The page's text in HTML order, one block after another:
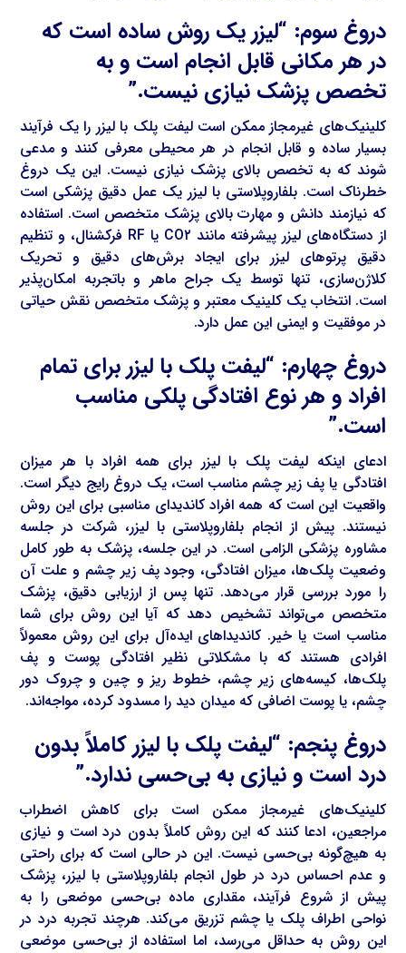
دروغ سوم: “لیزر یک روش ساده است که
در هر مکانی قابل انجام است و به
تخصص پزشک نیازی نیست.”
کلینیک‌های غیرمجاز ممکن است لیفت پلک با لیزر را یک فرآیند
بسیار ساده و قابل انجام در هر محیطی معرفی کنند و مدعی
شوند که به تخصص بالای پزشک نیازی نیست. این یک دروغ
خطرناک است. بلفاروپلاستی با لیزر یک عمل دقیق پزشکی است
که نیازمند دانش و مهارت بالای پزشک متخصص است. استفاده
از دستگاه‌های لیزر پیشرفته مانند CO۲ یا RF فرکشنال، و تنظیم
دقیق پرتوهای لیزر برای ایجاد برش‌های دقیق و تحریک
کلاژن‌سازی، تنها توسط یک جراح ماهر و باتجربه امکان‌پذیر
است. انتخاب یک کلینیک معتبر و پزشک متخصص نقش حیاتی
در موفقیت و ایمنی این عمل دارد.
دروغ چهارم: “لیفت پلک با لیزر برای تمام
افراد و هر نوع افتادگی پلکی مناسب
است.”
ادعای اینکه لیفت پلک با لیزر برای همه افراد با هر میزان
افتادگی یا پف زیر چشم مناسب است، یک دروغ رایج دیگر است.
واقعیت این است که همه افراد کاندیدای مناسبی برای این روش
نیستند. پیش از انجام بلفاروپلاستی با لیزر، شرکت در جلسه
مشاوره پزشکی الزامی است. در این جلسه، پزشک به طور کامل
وضعیت پلک‌ها، میزان افتادگی، وجود پف زیر چشم و علت آن
را مورد بررسی قرار می‌دهد. تنها پس از ارزیابی دقیق، پزشک
متخصص می‌تواند تشخیص دهد که آیا این روش برای شما
مناسب است یا خیر. کاندیداهای ایده‌آل برای این روش معمولاً
افرادی هستند که با مشکلاتی نظیر افتادگی پوست و پف
پلک‌ها، کیسه‌های زیر چشم، خطوط ریز و چین و چروک دور
چشم، یا پوست اضافی که میدان دید را مسدود کرده، مواجه‌اند.
دروغ پنجم: “لیفت پلک با لیزر کاملاً بدون
درد است و نیازی به بی‌حسی ندارد.”
کلینیک‌های غیرمجاز ممکن است برای کاهش اضطراب
مراجعین، ادعا کنند که این روش کاملاً بدون درد است و نیازی
به هیچ‌گونه بی‌حسی نیست. این در حالی است که برای راحتی
و عدم احساس درد در طول انجام بلفاروپلاستی با لیزر، پزشک
پیش از شروع فرآیند، مقداری ماده بی‌حسی موضعی را به
نواحی اطراف پلک یا چشم تزریق می‌کند. هرچند تجربه درد در
این روش به حداقل می‌رسد، اما استفاده از بی‌حسی موضعی